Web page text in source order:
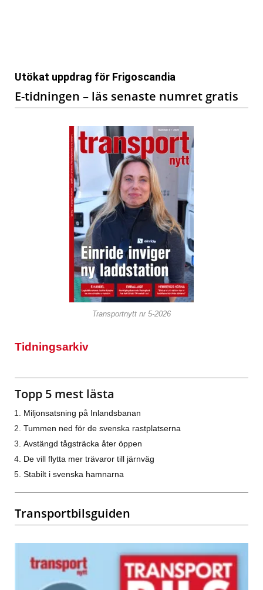
Utökat uppdrag för Frigoscandia
E-tidningen – läs senaste numret gratis
Transportnytt nr 5-2026
Tidningsarkiv
Topp 5 mest lästa
Miljonsatsning på Inlandsbanan
Tummen ned för de svenska rastplatserna
Avstängd tågsträcka åter öppen
De vill flytta mer trävaror till järnväg
Stabilt i svenska hamnarna
Transportbilsguiden